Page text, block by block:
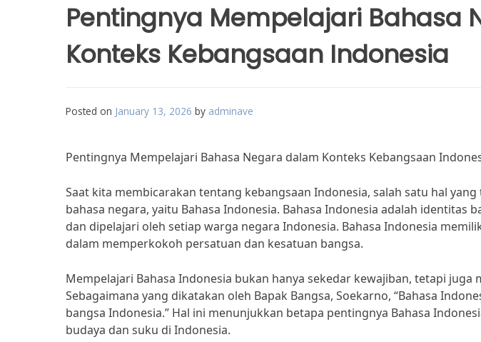
Pentingnya Mempelajari Bahasa
Konteks Kebangsaan Indonesia
Posted on January 13, 2026 by adminave
Pentingnya Mempelajari Bahasa Negara dalam Konteks Kebangsaan
Saat kita membicarakan tentang kebangsaan Indonesia, salah satu hal
bahasa negara, yaitu Bahasa Indonesia. Bahasa Indonesia adalah identitas
dan dipelajari oleh setiap warga negara Indonesia. Bahasa Indonesia
dalam memperkokoh persatuan dan kesatuan bangsa.
Mempelajari Bahasa Indonesia bukan hanya sekedar kewajiban, tetapi juga
Sebagaimana yang dikatakan oleh Bapak Bangsa, Soekarno, “Bahasa
bangsa Indonesia.” Hal ini menunjukkan betapa pentingnya Bahasa
budaya dan suku di Indonesia.